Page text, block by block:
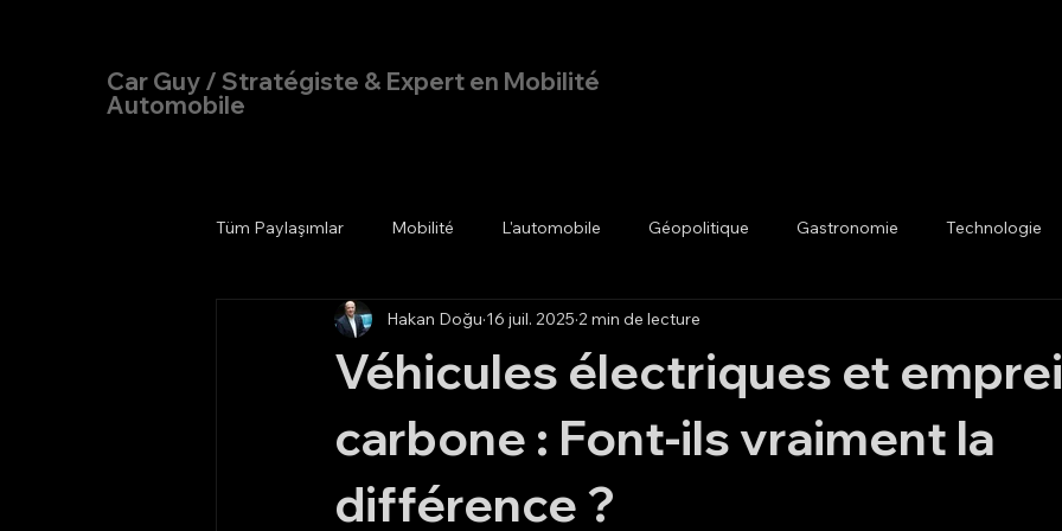
Car Guy / Stratégiste & Expert en Mobilité
Automobile
Tüm Paylaşımlar Mobilité L'automobile Géopolitique Gastronomie Technologie
Véhicules électriques et
carbone : Font-ils vraiment la
différence ?
Hakan Doğu 16 juil. 2025 2 min de lecture